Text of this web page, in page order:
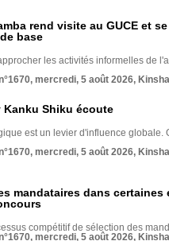
rend visite au GUCE et
base
les activités informelles de
mercredi, 5 août 2026,
Kanku Shiku écoute
est un levier d'influence globale.
mercredi, 5 août 2026,
mandataires dans
compétitif de sélection des
mercredi, 5 août 2026,